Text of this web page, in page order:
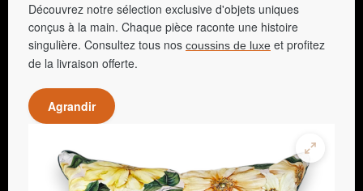
Découvrez notre sélection exclusive d'objets uniques
conçus à la main. Chaque pièce raconte une histoire
singulière. Consultez tous nos coussins de luxe et profitez
de la livraison offerte.
Agrandir